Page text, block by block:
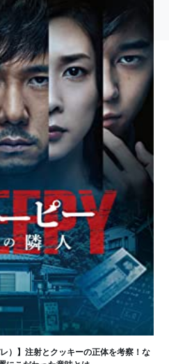
）】注射とクッキーの正体を考察！な